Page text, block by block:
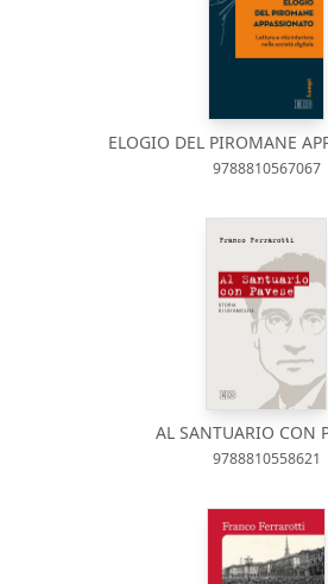
ELOGIO DEL PIROMANE
9788810567067
AL SANTUARIO CON
9788810558621